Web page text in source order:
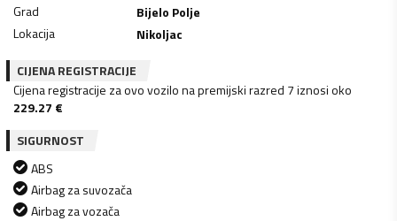
Grad
Bijelo Polje
Lokacija
Nikoljac
CIJENA REGISTRACIJE
Cijena registracije za ovo vozilo na premijski razred 7 iznosi oko
229.27 €
SIGURNOST
ABS
Airbag za suvozača
Airbag za vozača